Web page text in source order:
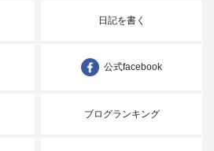
日記を書く
公式facebook
ブログランキング